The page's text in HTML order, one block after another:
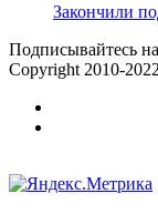
Закончили
Подписывайтесь
Copyright 2010-